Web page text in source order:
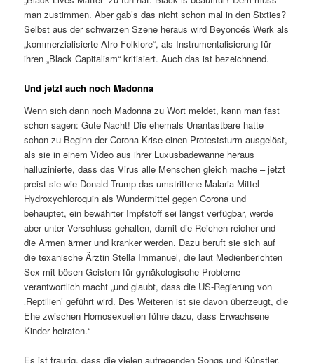
man zustimmen. Aber gab’s das nicht schon mal in den Sixties?
Selbst aus der schwarzen Szene heraus wird Beyoncés Werk als
„kommerzialisierte Afro-Folklore“, als Instrumentalisierung für
ihren „Black Capitalism“ kritisiert. Auch das ist bezeichnend.
Und jetzt auch noch Madonna
Wenn sich dann noch Madonna zu Wort meldet, kann man fast
schon sagen: Gute Nacht! Die ehemals Unantastbare hatte
schon zu Beginn der Corona-Krise einen Proteststurm ausgelöst,
als sie in einem Video aus ihrer Luxusbadewanne heraus
halluzinierte, dass das Virus alle Menschen gleich mache – jetzt
preist sie wie Donald Trump das umstrittene Malaria-Mittel
Hydroxychloroquin als Wundermittel gegen Corona und
behauptet, ein bewährter Impfstoff sei längst verfügbar, werde
aber unter Verschluss gehalten, damit die Reichen reicher und
die Armen ärmer und kranker werden. Dazu beruft sie sich auf
die texanische Ärztin Stella Immanuel, die laut Medienberichten
Sex mit bösen Geistern für gynäkologische Probleme
verantwortlich macht „und glaubt, dass die US-Regierung von
‚Reptilien’ geführt wird. Des Weiteren ist sie davon überzeugt, die
Ehe zwischen Homosexuellen führe dazu, dass Erwachsene
Kinder heiraten.“
Es ist traurig, dass die vielen aufregenden Songs und Künstler,